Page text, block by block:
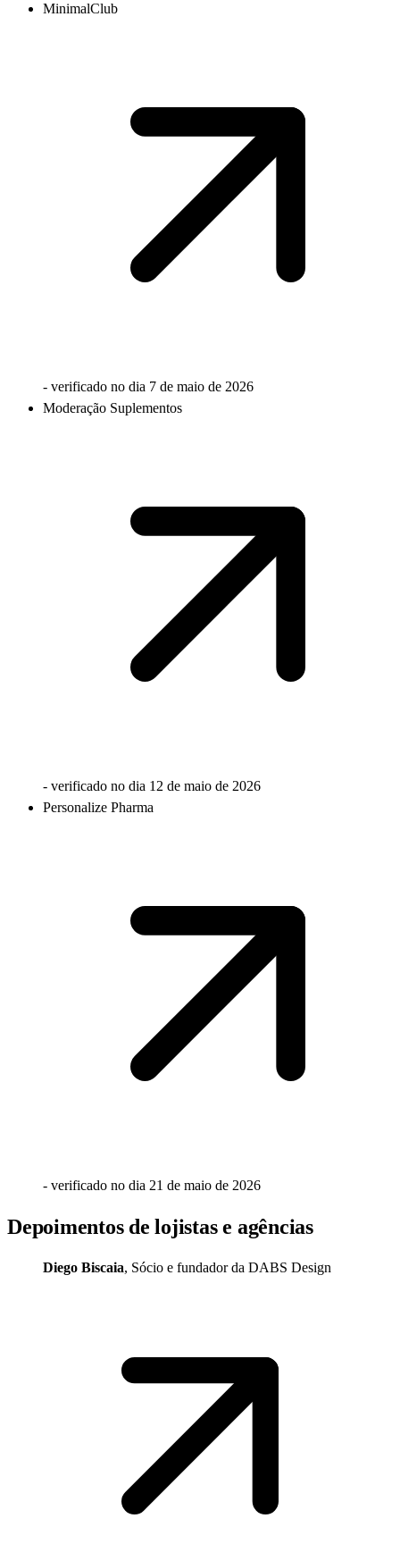
MinimalClub
- verificado no dia 7 de maio de 2026
Moderação Suplementos
- verificado no dia 12 de maio de 2026
Personalize Pharma
- verificado no dia 21 de maio de 2026
Depoimentos de lojistas e agências
Diego Biscaia, Sócio e fundadorda DABS Design